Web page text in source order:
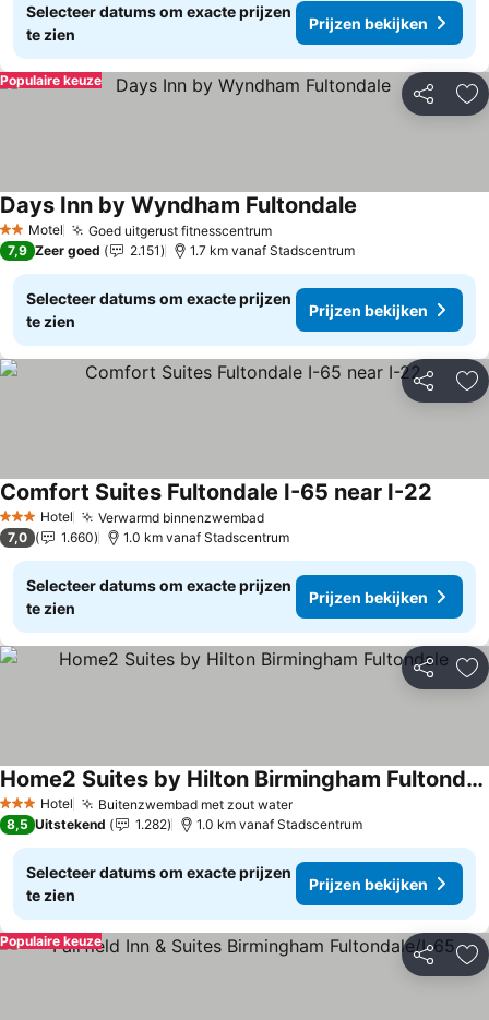
Selecteer datums om exacte prijzen
te zien
Prijzen bekijken
Delen
Populaire keuze
2 Sterren
Motel Goed uitgerust fitnesscentrum
Days Inn by Wyndham Fultondale
7,9 Zeer goed 2.151 1.7 km vanaf Stadscentrum
Selecteer datums om exacte prijzen
te zien
Prijzen bekijken
Delen
3 SterrenHotel Verwarmd binnenzwembad
Comfort Suites Fultondale I-65 near I-22
7,0 1.660 1.0 km vanaf Stadscentrum
Selecteer datums om exacte prijzen
te zien
Prijzen bekijken
Delen
3 SterrenHotel Buitenzwembad met zout water
Home2 Suites by Hilton Birmingham Fultondale
8,5 Uitstekend 1.282 1.0 km vanaf Stadscentrum
Selecteer datums om exacte prijzen
te zien
Prijzen bekijken
Delen
Populaire keuze